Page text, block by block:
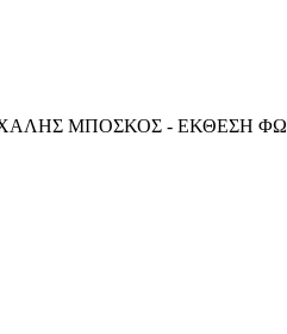
ΜΠΟΣΚΟΣ - ΕΚΘΕΣΗ